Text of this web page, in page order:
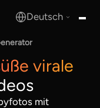
Deutsch
virale
mit